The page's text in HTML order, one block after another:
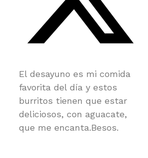
El desayuno es mi comida
favorita del día y estos
burritos tienen que estar
deliciosos, con aguacate,
que me encanta.Besos.